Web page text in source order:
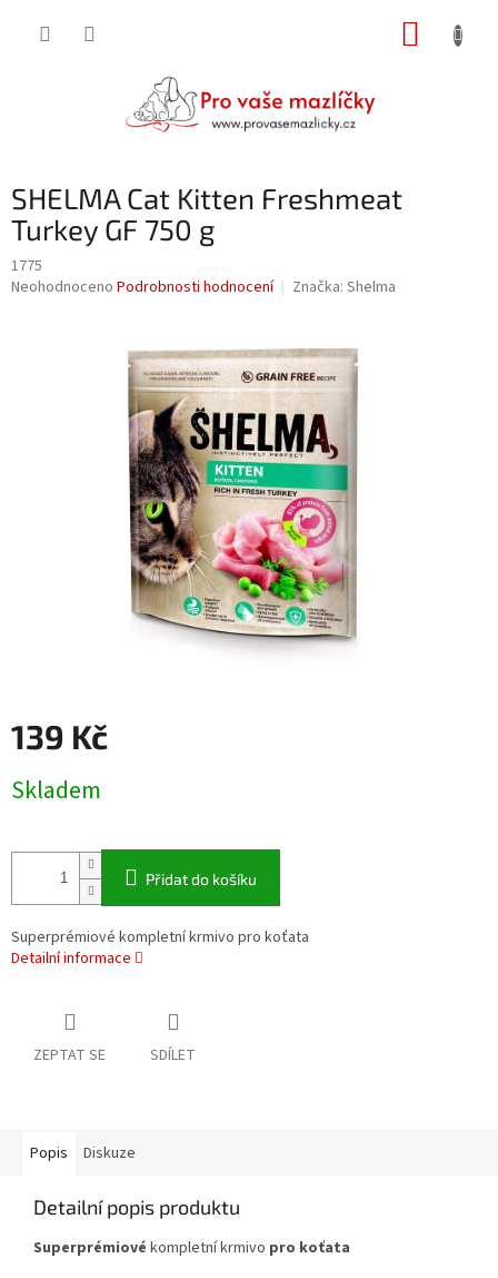
SHELMA Cat Kitten Freshmeat
Turkey GF 750 g
1775
Průměrné
Neohodnoceno Podrobnosti hodnocení Značka: Shelma
139 Kč
cena:
Skladem
Přidat do košíku
Superprémiové kompletní krmivo pro koťata
Detailní informace
ZEPTAT SE SDÍLET
Popis Diskuze
Detailní popis produktu
Superprémiové kompletní krmivo pro koťata